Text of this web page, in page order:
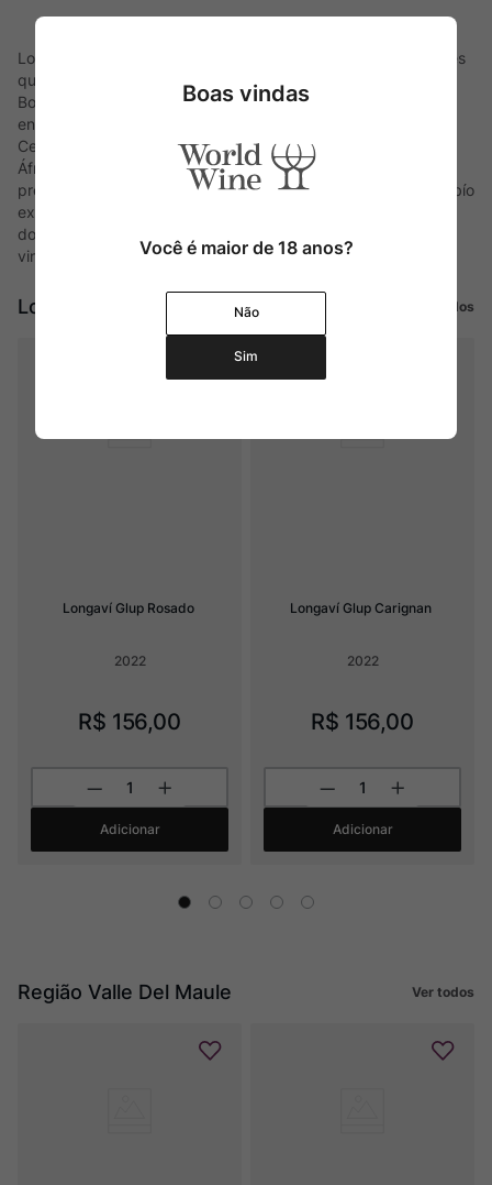
Longaví é a parceria de dois amigos de diferentes continentes
que se uniram em 2012 para elaborar vinhos. O chileno Julio
Bouchon, descendente de uma família apaixonada e
entusiasta, e David Nieuwoudt, proprietário e enólogo da
Cederberg, uma das vinícolas com maiores destaques da
África do Sul. Com pouca interferência de madeira,
preservando o terroir das vinhas velhas de Maule, Itata e Biobío
exibe a tipicidade, resgatando uvas patrimoniais e históricas
do Chile, como a País, Carignan e Cinsault, a vinícola cria
vinhos gastronômicos e elegantes.
Longaví Ver todos
Longaví Glup Rosado
2022
R$ 156,00
Adicionar
Longaví Glup Carignan
2022
R$ 156,00
Adicionar
Região Valle Del Maule Ver todos
Boas vindas
Você é maior de 18 anos?
Não
Sim